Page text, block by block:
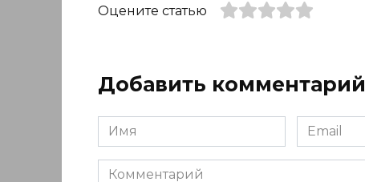
Оцените статью
Добавить комментарий
Имя
*
Email
*
Комментарий